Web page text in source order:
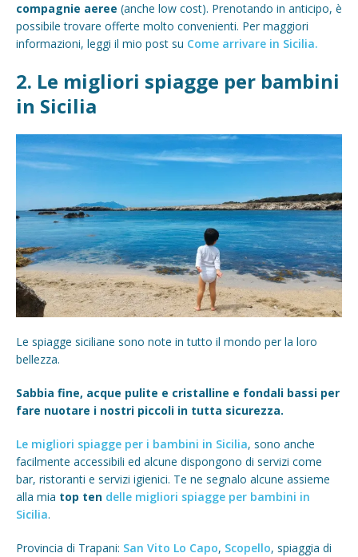
compagnie aeree (anche low cost). Prenotando in anticipo, è
possibile trovare offerte molto convenienti. Per maggiori
informazioni, leggi il mio post su Come arrivare in Sicilia.
2. Le migliori spiagge per bambini
in Sicilia
Le spiagge siciliane sono note in tutto il mondo per la loro
bellezza.
Sabbia fine, acque pulite e cristalline e fondali bassi per
fare nuotare i nostri piccoli in tutta sicurezza.
Le migliori spiagge per i bambini in Sicilia, sono anche
facilmente accessibili ed alcune dispongono di servizi come
bar, ristoranti e servizi igienici. Te ne segnalo alcune assieme
alla mia top ten delle migliori spiagge per bambini in
Sicilia.
Provincia di Trapani: San Vito Lo Capo, Scopello, spiaggia di